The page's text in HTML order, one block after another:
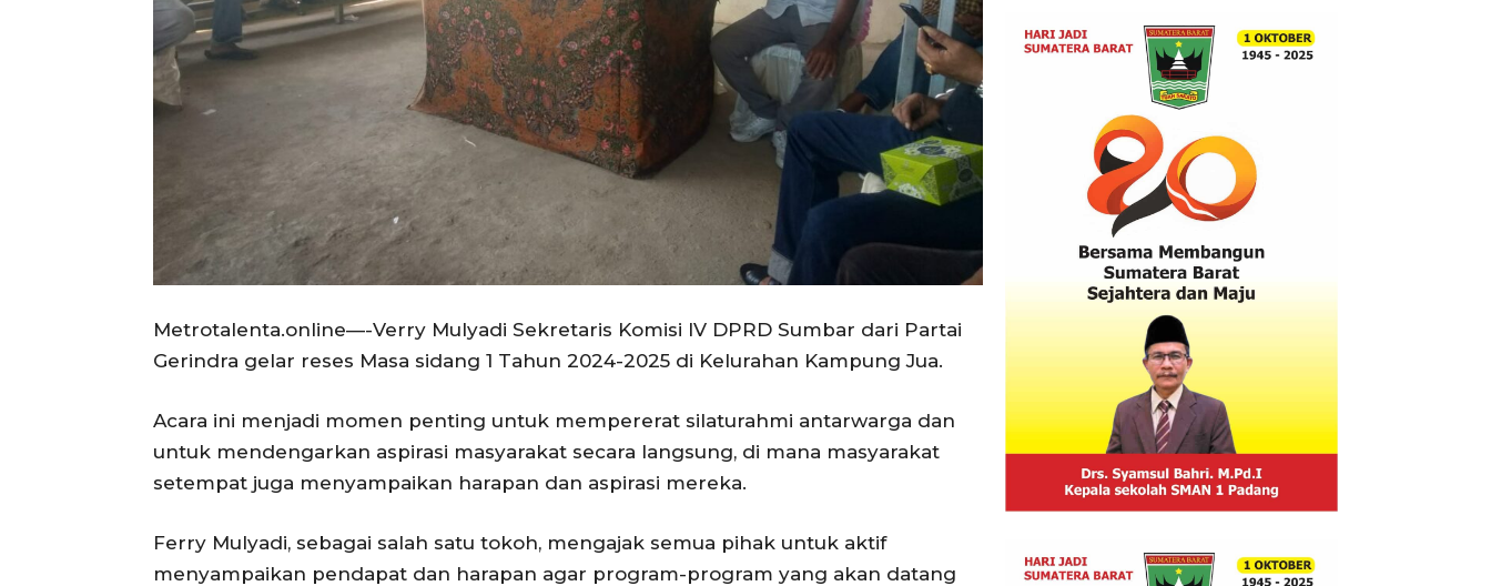
Metrotalenta.online—-Verry Mulyadi Sekretaris Komisi IV DPRD Sumbar dari Partai
Gerindra gelar reses Masa sidang 1 Tahun 2024-2025 di Kelurahan Kampung Jua.
Acara ini menjadi momen penting untuk mempererat silaturahmi antarwarga dan
untuk mendengarkan aspirasi masyarakat secara langsung, di mana masyarakat
setempat juga menyampaikan harapan dan aspirasi mereka.
Ferry Mulyadi, sebagai salah satu tokoh, mengajak semua pihak untuk aktif
menyampaikan pendapat dan harapan agar program-program yang akan datang